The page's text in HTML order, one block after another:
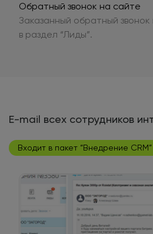
Обратный звонок на сайте
Заказанный обратный
в раздел “Лиды”.
E-mail всех сотрудников
Входит в пакет “Внедрение CRM”